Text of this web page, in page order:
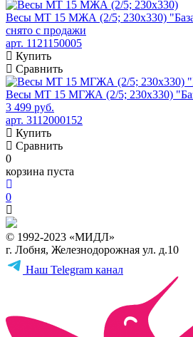
Весы МТ 15 МЖА (2/5; 230х330)
снято с продажи
арт. 1121150005
Купить
Сравнить
Весы МТ 15 МГЖА (2/5; 230х330)
3 499 руб.
арт. 3112000152
Купить
Сравнить
0
корзина пуста
0
© 1992-2023 «МИДЛ»
г. Лобня, Железнодорожная ул. д.10
Наш Telegram канал